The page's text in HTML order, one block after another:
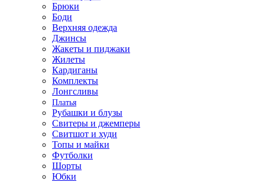
Брюки
Боди
Верхняя одежда
Джинсы
Жакеты и пиджаки
Жилеты
Кардиганы
Комплекты
Лонгсливы
Платья
Рубашки и блузы
Свитеры и джемперы
Свитшот и худи
Топы и майки
Футболки
Шорты
Юбки